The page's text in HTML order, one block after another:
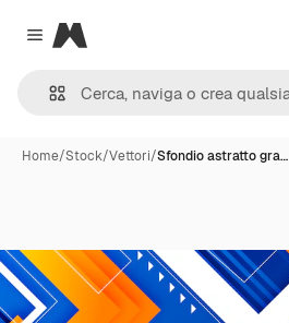
Close menu
Magnific
Home/Stock/Vettori/Sfondio astratto gra…